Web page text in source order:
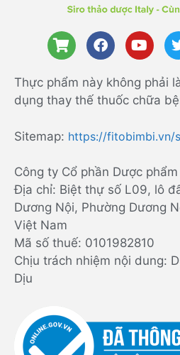
Thực phẩm này không phải
dụng thay thế thuốc chữa
Sitemap: https://fitobimbi.vn/
Công ty Cổ phần Dược
Địa chỉ: Biệt thự số L09, lô
Dương Nội, Phường Dương
Việt Nam
Mã số thuế: 0101982810
Chịu trách nhiệm nội dung:
Dịu